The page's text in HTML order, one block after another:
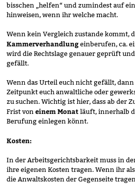
bisschen „helfen“ und zumindest auf
hinweisen, wenn ihr welche macht.
Wenn kein Vergleich zustande kommt,
Kammerverhandlungeinberufen, ca.
wird die Rechtslage genauer geprüft
gefällt.
Wenn das Urteil euch nicht gefällt,
Zeitpunkt euch anwaltliche oder
zu suchen. Wichtig ist hier, dass ab der
Frist von einem Monatläuft, innerhalb
Berufung einlegen könnt.
Kosten:
In der Arbeitsgerichtsbarkeit muss in
ihre eigenen Kosten tragen. Wenn ihr
die Anwaltskosten der Gegenseite